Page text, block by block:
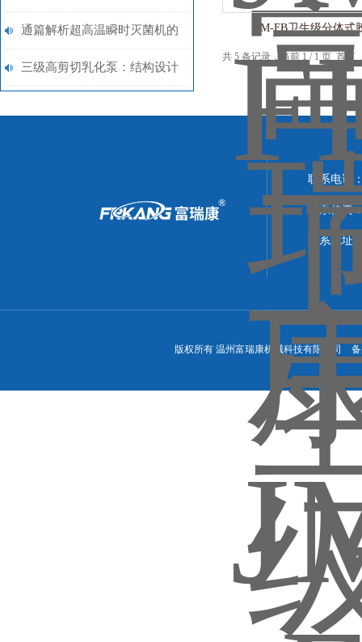
主要包括哪些方面？
通篇解析超高温瞬时灭菌机的
工作原理是什么？
三级高剪切乳化泵：结构设计
JM-FB卫生级分体式
共 5 条记录，当前 1 / 1 页 首
联系电话
联系传真
联系地址
版权所有 温州富瑞康机械科技有限公司